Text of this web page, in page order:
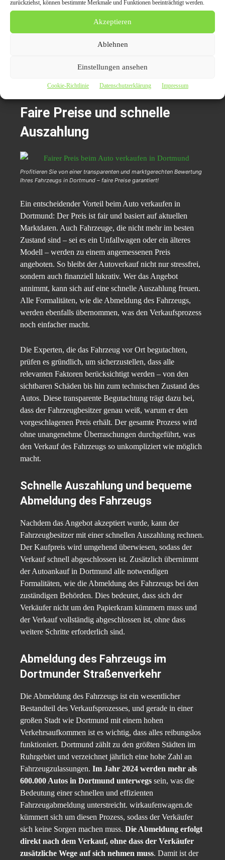
zurückziehst, können bestimmte Merkmale und Funktionen beeinträchtigt werden.
Akzeptieren
Ablehnen
Einstellungen ansehen
Cookie-Richtlinie Datenschutzerklärung Impressum
Mit dieser transparenten und stressfreien Vorgehensweise
wird der Verkauf des Fahrzeugs in Dortmund nicht nur
schnell, sondern auch äußerst komfortabel. Wer sich für
den Verkauf bei wirkaufenwagen.de entscheidet, kann
böse Überraschungen abläuft – auch bei Fahrzeugen in
weniger gutem Zustand.
Faire Preise und schnelle
Auszahlung
Profitieren Sie von einer transparenten und marktgerechten Bewertung
Ihres Fahrzeugs in Dortmund – faire Preise garantiert!
Ein entscheidender Vorteil beim Auto verkaufen in
Dortmund: Der Preis ist fair und basiert auf aktuellen
Marktdaten. Auch Fahrzeuge, die nicht mehr im besten
Zustand sind – sei es ein Unfallwagen oder ein älteres
Modell – werden zu einem angemessenen Preis
angeboten. So bleibt der Autoverkauf nicht nur stressfrei,
sondern auch finanziell lukrativ. Wer das Angebot
annimmt, kann sich auf eine schnelle Auszahlung freuen.
Alle Formalitäten, wie die Abmeldung des Fahrzeugs,
werden ebenfalls übernommen, was den Verkaufsprozess
noch einfacher macht.
Die Experten, die das Fahrzeug vor Ort begutachten,
prüfen es gründlich, um sicherzustellen, dass alle
relevanten Faktoren berücksichtigt werden – von den
sichtbaren Schäden bis hin zum technischen Zustand des
Autos. Diese transparente Begutachtung trägt dazu bei,
dass der Fahrzeugbesitzer genau weiß, warum er den
vorgeschlagenen Preis erhält. Der gesamte Prozess wird
ohne unangenehme Überraschungen durchgeführt, was
den Verkauf des Fahrzeugs so unkompliziert wie möglich
macht.
Schnelle Auszahlung und bequeme
Abmeldung des Fahrzeugs
Nachdem das Angebot akzeptiert wurde, kann der
Fahrzeugbesitzer mit einer schnellen Auszahlung rechnen.
Der Kaufpreis wird umgehend überwiesen, sodass der
Verkauf schnell abgeschlossen ist. Zusätzlich übernimmt
der Autoankauf in Dortmund alle notwendigen
Formalitäten, wie die Abmeldung des Fahrzeugs bei den
zuständigen Behörden. Dies bedeutet, dass sich der
Verkäufer nicht um den Papierkram kümmern muss und
der Verkauf vollständig abgeschlossen ist, ohne dass
weitere Schritte erforderlich sind.
Abmeldung des Fahrzeugs im
Dortmunder Straßenverkehr
Die Abmeldung des Fahrzeugs ist ein wesentlicher
Bestandteil des Verkaufsprozesses, und gerade in einer
großen Stadt wie Dortmund mit einem hohen
Verkehrsaufkommen ist es wichtig, dass alles reibungslos
funktioniert. Dortmund zählt zu den größten Städten im
Ruhrgebiet und verzeichnet jährlich eine hohe Zahl an
Fahrzeugzulassungen. Im Jahr 2024 werden mehr als
600.000 Autos in Dortmund unterwegs sein, was die
Bedeutung einer schnellen und effizienten
Fahrzeugabmeldung unterstreicht. wirkaufenwagen.de
kümmert sich um diesen Prozess, sodass der Verkäufer
sich keine Sorgen machen muss. Die Abmeldung erfolgt
direkt nach dem Verkauf, ohne dass der Verkäufer
zusätzliche Wege auf sich nehmen muss. Damit ist der